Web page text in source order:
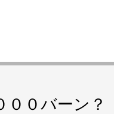
０バーン？